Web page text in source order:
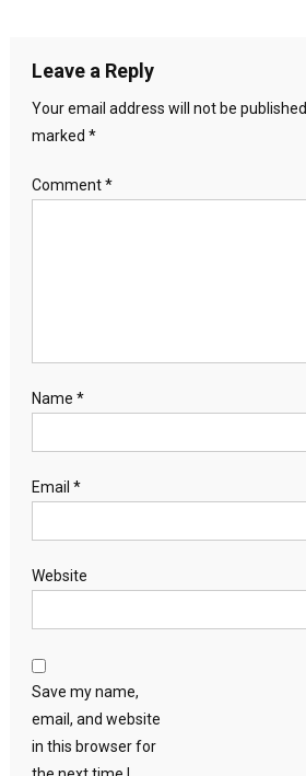
Leave a Reply
Your email address will not be published.
marked *
Comment*
Name *
Email *
Website
Save my name,
email, and website
in this browser for